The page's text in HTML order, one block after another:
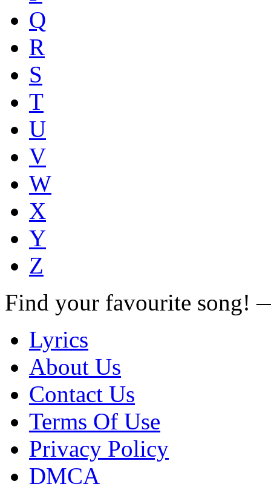
Q
R
S
T
U
V
W
X
Y
Z
Find your favourite song!
Lyrics
About Us
Contact Us
Terms Of Use
Privacy Policy
DMCA